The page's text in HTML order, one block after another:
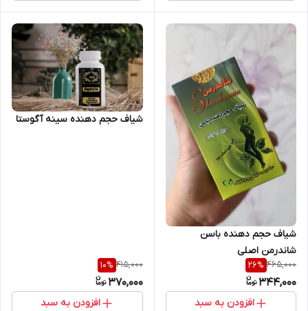
شیاف حجم دهنده باسن
شاندرمن اصلی
465,000
26%
344,000
افزودن به سبد
شیاف حجم دهنده سینه آگوستا
415,000
10%
370,000
افزودن به سبد